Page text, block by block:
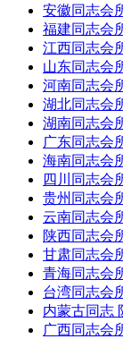
安徽同志会
福建同志会
江西同志会
山东同志会
河南同志会
湖北同志会
湖南同志会
广东同志会
海南同志会
四川同志会
贵州同志会
云南同志会
陕西同志会
甘肃同志会
青海同志会
台湾同志会
内蒙古同志
广西同志会